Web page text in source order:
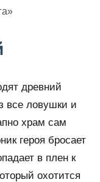
древний
все ловушки и
храм сам
героя бросает
в плен к
охотится